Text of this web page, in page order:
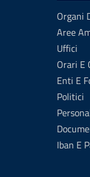
Organi
Aree
Uffici
Orari E
Enti E
Politici
Iban E